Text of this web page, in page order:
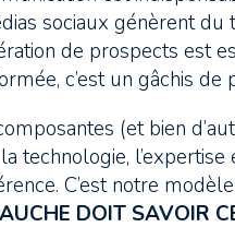
sociaux génèrent du
de prospects est
c’est un gâchis de
(et bien
technologie,
C’est notre modèle
DOIT SAVOIR